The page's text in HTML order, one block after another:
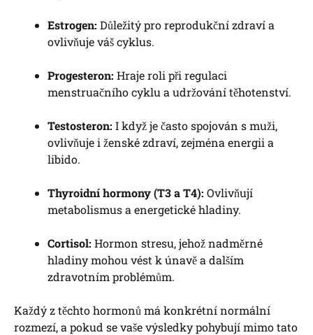
Estrogen: Důležitý pro reprodukční zdraví a
ovlivňuje váš cyklus.
Progesteron: Hraje roli při regulaci
menstruačního cyklu a udržování těhotenství.
Testosteron: I když je často spojován s muži,
ovlivňuje i ženské zdraví, zejména energii a
libido.
Thyroidní hormony (T3 a T4): Ovlivňují
metabolismus a energetické hladiny.
Cortisol: Hormon stresu, jehož nadměrné
hladiny mohou vést k únavě a dalším
zdravotním problémům.
Každý z těchto hormonů má konkrétní normální
rozmezí, a pokud se vaše výsledky pohybují mimo tato